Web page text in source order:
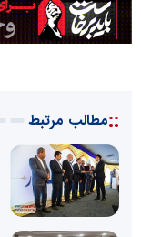
::مطالب مرتبط